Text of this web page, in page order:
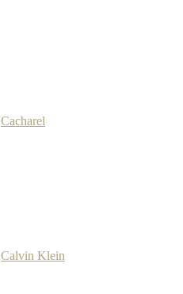
Cacharel
Calvin Klein